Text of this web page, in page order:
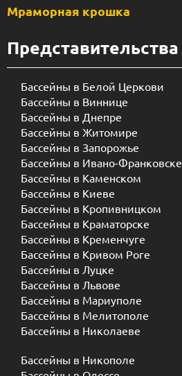
Мраморная крошка
Представительства
Бассейны в Белой Церкови
Бассейны в Виннице
Бассейны в Днепре
Бассейны в Житомире
Бассейны в Запорожье
Бассейны в Ивано-Франковске
Бассейны в Каменском
Бассейны в Киеве
Бассейны в Кропивницком
Бассейны в Краматорске
Бассейны в Кременчуге
Бассейны в Кривом Роге
Бассейны в Луцке
Бассейны в Львове
Бассейны в Мариуполе
Бассейны в Мелитополе
Бассейны в Николаеве
Бассейны в Никополе